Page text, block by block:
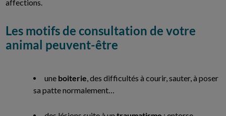
affections.
Les motifs de consultation de votre
animal peuvent-être
une boiterie, des difficultés à courir, sauter, à poser
sa patte normalement…